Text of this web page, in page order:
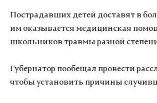
Пострадавших детей доставят в
им оказывается медицинская
школьников травмы разной
Губернатор пообещал провести
чтобы установить причины